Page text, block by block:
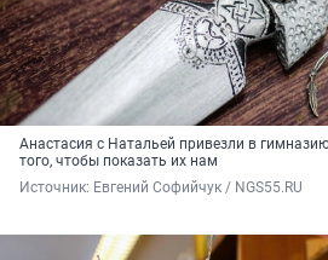
Анастасия с Натальей привезли в
того, чтобы показать их нам
Источник: Евгений Софийчук / NGS55.RU